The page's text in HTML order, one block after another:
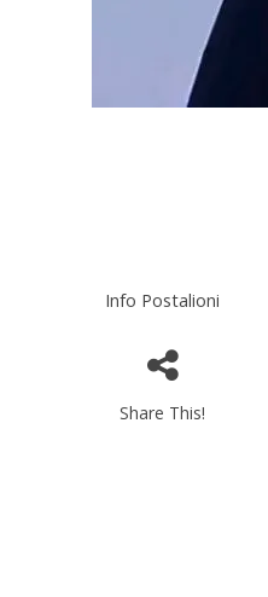
Info Postalioni
Share This!